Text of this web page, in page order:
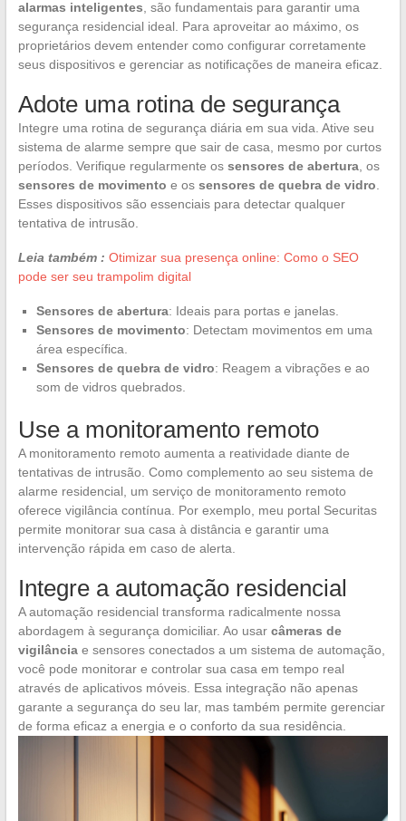
alarmas inteligentes , são fundamentais para garantir uma
segurança residencial ideal. Para aproveitar ao máximo, os
proprietários devem entender como configurar corretamente
seus dispositivos e gerenciar as notificações de maneira eficaz.
Adote uma rotina de segurança
Integre uma rotina de segurança diária em sua vida. Ative seu
sistema de alarme sempre que sair de casa, mesmo por curtos
períodos. Verifique regularmente os sensores de abertura, os
sensores de movimento e os sensores de quebra de vidro
Esses dispositivos são essenciais para detectar qualquer
tentativa de intrusão.
Leia também : Otimizar sua presença online: Como o SEO
pode ser seu trampolim digital
Sensores de abertura: Ideais para portas e janelas.
Sensores de movimento: Detectam movimentos em uma
área específica.
Sensores de quebra de vidro: Reagem a vibrações e ao
som de vidros quebrados.
Use a monitoramento remoto
A monitoramento remoto aumenta a reatividade diante de
tentativas de intrusão. Como complemento ao seu sistema de
alarme residencial, um serviço de monitoramento remoto
oferece vigilância contínua. Por exemplo, meu portal Securitas
permite monitorar sua casa à distância e garantir uma
intervenção rápida em caso de alerta.
Integre a automação residencial
A automação residencial transforma radicalmente nossa
abordagem à segurança domiciliar. Ao usar câmeras de
vigilânciae sensores conectados a um sistema de automação,
você pode monitorar e controlar sua casa em tempo real
através de aplicativos móveis. Essa integração não apenas
garante a segurança do seu lar, mas também permite gerenciar
de forma eficaz a energia e o conforto da sua residência.